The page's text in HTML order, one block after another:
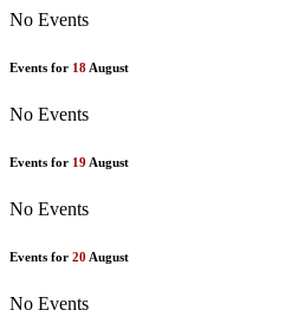
No Events
Events for 18 August
No Events
Events for 19 August
No Events
Events for 20 August
No Events